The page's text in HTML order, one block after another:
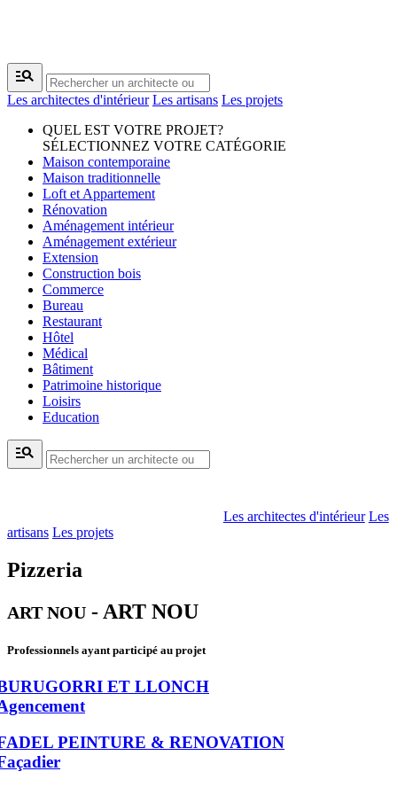
manage_search
Les architectes d'intérieur Les artisans Les projets
QUEL EST VOTRE PROJET?
SÉLECTIONNEZ VOTRE CATÉGORIE
Maison contemporaine
Maison traditionnelle
Loft et Appartement
Rénovation
Aménagement intérieur
Aménagement extérieur
Extension
Construction bois
Commerce
Bureau
Restaurant
Hôtel
Médical
Bâtiment
Patrimoine historique
Loisirs
Education
manage_search
Les architectes d'intérieur Les
artisans Les projets
Pizzeria
ART NOU - ART NOU
Professionnels ayant participé au projet
ET LLONCH
PEINTURE & RENOVATION